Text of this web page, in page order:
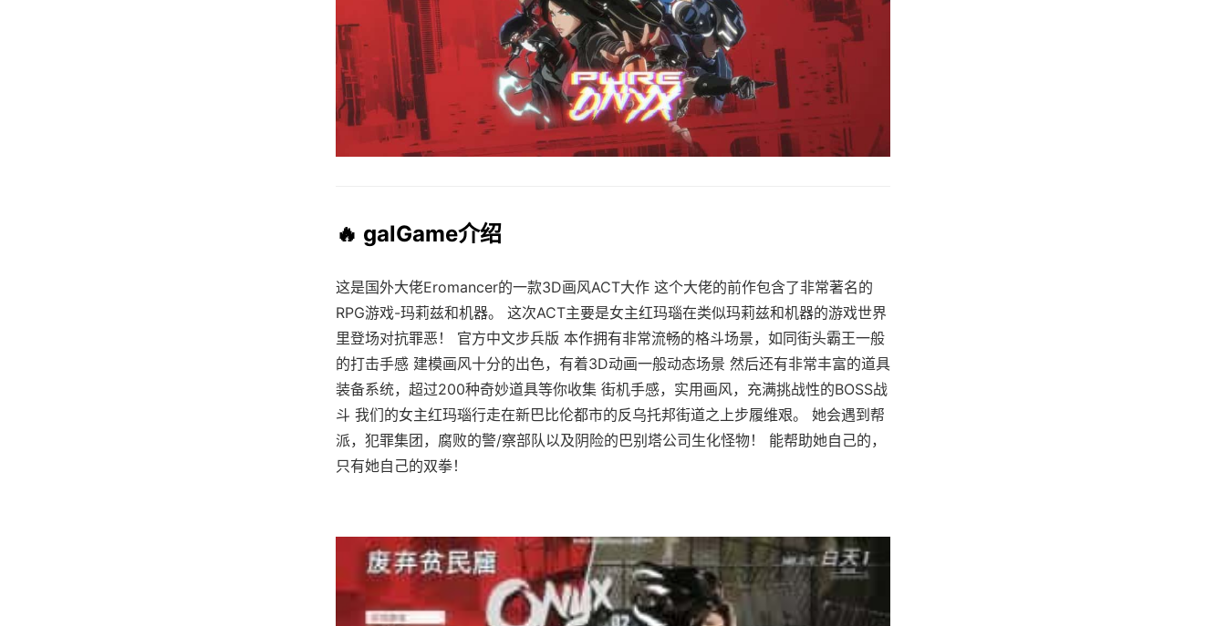
🔥 galGame介绍
这是国外大佬Eromancer的一款3D画风ACT大作 这个大佬的前作包含了非常著名的
RPG游戏-玛莉兹和机器。 这次ACT主要是女主红玛瑙在类似玛莉兹和机器的游戏世界
里登场对抗罪恶！ 官方中文步兵版 本作拥有非常流畅的格斗场景，如同街头霸王一般
的打击手感 建模画风十分的出色，有着3D动画一般动态场景 然后还有非常丰富的道具
装备系统，超过200种奇妙道具等你收集 街机手感，实用画风，充满挑战性的BOSS战
斗 我们的女主红玛瑙行走在新巴比伦都市的反乌托邦街道之上步履维艰。 她会遇到帮
派，犯罪集团，腐败的警/察部队以及阴险的巴别塔公司生化怪物！ 能帮助她自己的，
只有她自己的双拳！